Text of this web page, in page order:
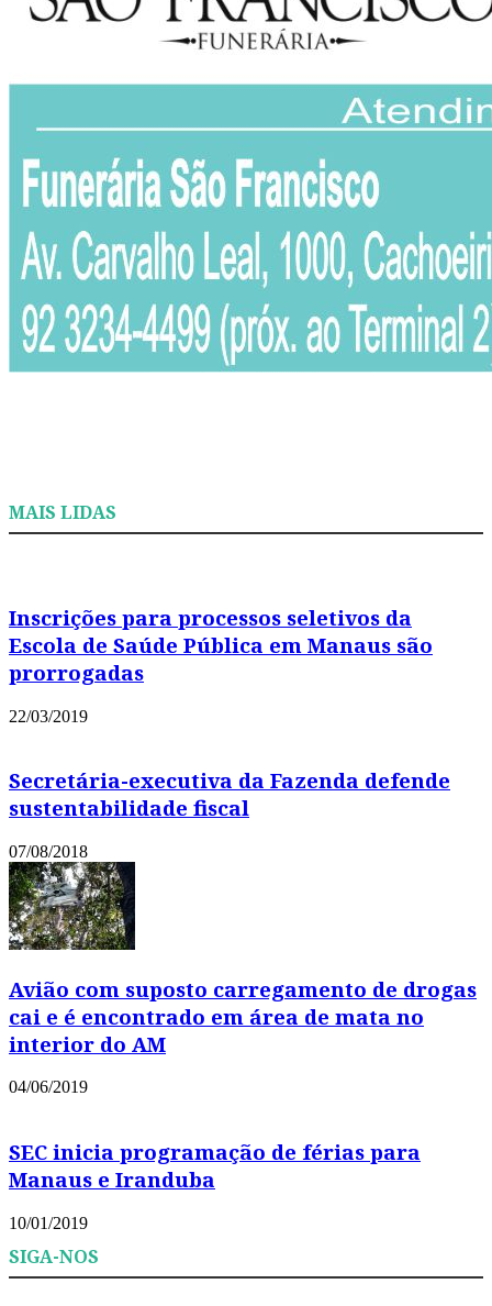
MAIS LIDAS
Inscrições para processos seletivos da
Escola de Saúde Pública em Manaus são
prorrogadas
22/03/2019
Secretária-executiva da Fazenda defende
sustentabilidade fiscal
07/08/2018
Avião com suposto carregamento de drogas
cai e é encontrado em área de mata no
interior do AM
04/06/2019
SEC inicia programação de férias para
Manaus e Iranduba
10/01/2019
SIGA-NOS